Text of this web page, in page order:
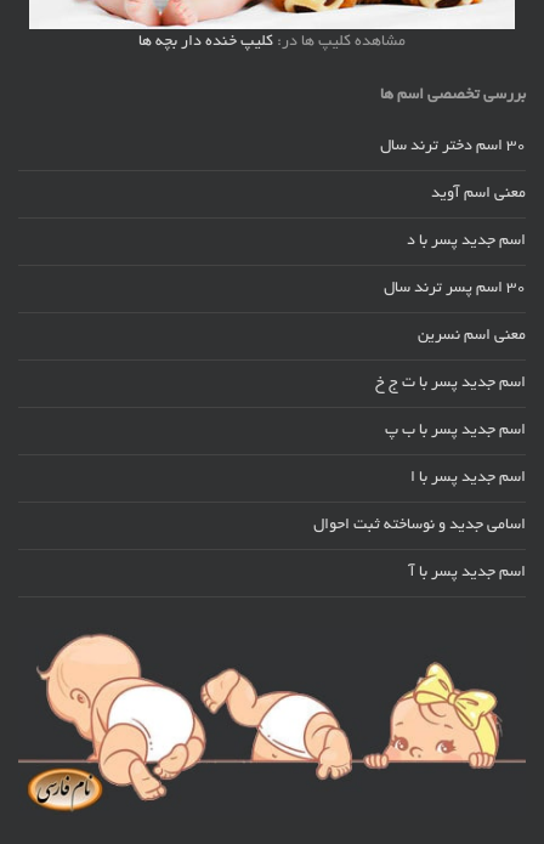
مشاهده کلیپ ها در: کلیپ خنده دار بچه ها
بررسی تخصصی اسم ها
30 اسم دختر ترند سال
معنی اسم آوید
اسم جدید پسر با د
30 اسم پسر ترند سال
معنی اسم نسرین
اسم جدید پسر با ت ج خ
اسم جدید پسر با ب پ
اسم جدید پسر با ا
اسامی جدید و نوساخته ثبت احوال
اسم جدید پسر با آ